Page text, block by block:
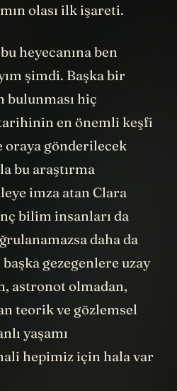
olası ilk işareti.
heyecanına ben
şimdi. Başka bir
bulunması hiç
en önemli keşfi
oraya gönderilecek
bu araştırma
imza atan Clara
bilim insanları da
daha da
gezegenlere uzay
astronot olmadan,
teorik ve gözlemsel
yaşamı
hepimiz için hala var